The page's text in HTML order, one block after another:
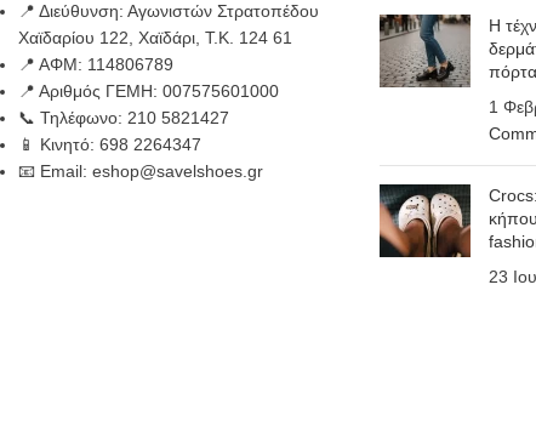
📍 Διεύθυνση: Αγωνιστών Στρατοπέδου
Χαϊδαρίου 122, Χαϊδάρι, Τ.Κ. 124 61
📍 ΑΦΜ: 114806789
📍 Αριθμός ΓΕΜΗ: 007575601000
📞 Τηλέφωνο: 210 5821427
📱 Κινητό: 698 2264347
📧 Email: eshop@savelshoes.gr
Η
1
23